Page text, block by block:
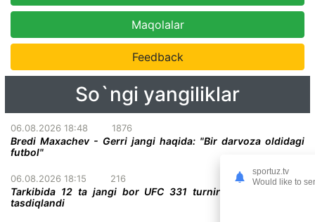
Maqolalar
Feedback
So`ngi yangiliklar
06.08.2026 18:48 1876
Bredi Maxachev - Gerri jangi haqida: "Bir darvoza oldidagi
futbol"
06.08.2026 18:15 216
Tarkibida 12 ta jangi bor UFC 331 turnirining to'liq kardi
tasdiqlandi
sportuz.tv
Would like to